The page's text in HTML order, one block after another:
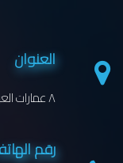
العنوان
رقم الهاتف